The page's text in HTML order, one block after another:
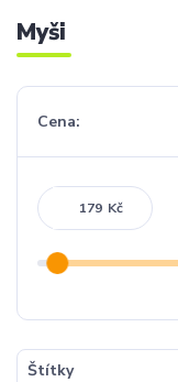
Myši
Cena:
Kč
Štítky